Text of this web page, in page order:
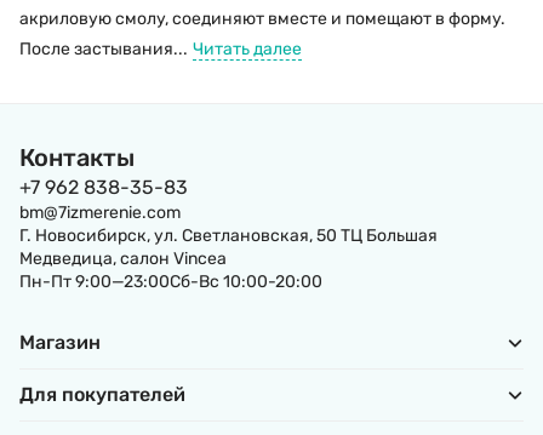
акриловую смолу, соединяют вместе и помещают в форму.
После застывания... Читать далее
Контакты
+7 962 838-35-83
bm@7izmerenie.com
Г. Новосибирск, ул. Светлановская, 50 ТЦ Большая
Медведица, салон Vincea
Пн-Пт 9:00—23:00Сб-Вс 10:00-20:00
Магазин
Для покупателей